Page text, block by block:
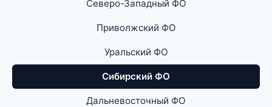
Северо-Западный ФО
Приволжский ФО
Уральский ФО
Сибирский ФО
Дальневосточный ФО